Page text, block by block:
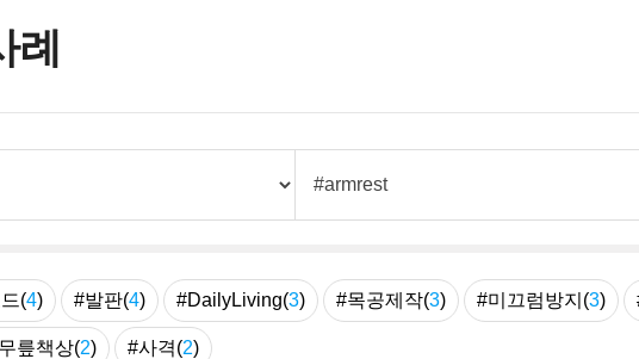
례
(4) #발판(4) #DailyLiving(3) #목공제작(3) #미끄럼방지(3)
릎책상(2) #사격(2)